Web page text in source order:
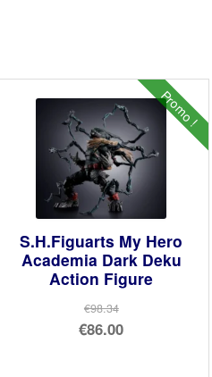
Promo !
S.H.Figuarts My Hero
Academia Dark Deku
Action Figure
€98.34
Le
€86.00